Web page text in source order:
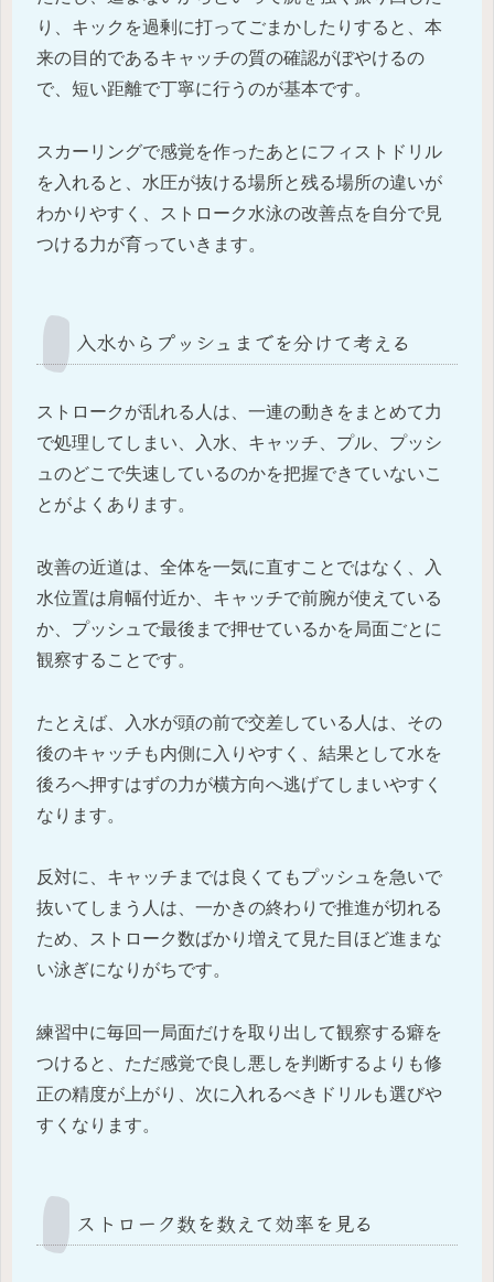
り、キックを過剰に打ってごまかしたりすると、本
来の目的であるキャッチの質の確認がぼやけるの
で、短い距離で丁寧に行うのが基本です。
スカーリングで感覚を作ったあとにフィストドリル
を入れると、水圧が抜ける場所と残る場所の違いが
わかりやすく、ストローク水泳の改善点を自分で見
つける力が育っていきます。
入水からプッシュまでを分けて考える
ストロークが乱れる人は、一連の動きをまとめて力
で処理してしまい、入水、キャッチ、プル、プッシ
ュのどこで失速しているのかを把握できていないこ
とがよくあります。
改善の近道は、全体を一気に直すことではなく、入
水位置は肩幅付近か、キャッチで前腕が使えている
か、プッシュで最後まで押せているかを局面ごとに
観察することです。
たとえば、入水が頭の前で交差している人は、その
後のキャッチも内側に入りやすく、結果として水を
後ろへ押すはずの力が横方向へ逃げてしまいやすく
なります。
反対に、キャッチまでは良くてもプッシュを急いで
抜いてしまう人は、一かきの終わりで推進が切れる
ため、ストローク数ばかり増えて見た目ほど進まな
い泳ぎになりがちです。
練習中に毎回一局面だけを取り出して観察する癖を
つけると、ただ感覚で良し悪しを判断するよりも修
正の精度が上がり、次に入れるべきドリルも選びや
すくなります。
ストローク数を数えて効率を見る